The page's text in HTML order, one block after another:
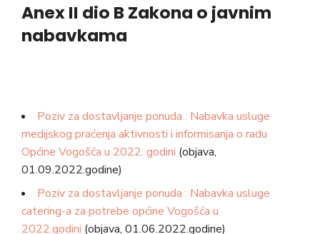
Anex II dio B Zakona o javnim
nabavkama
Poziv za dostavljanje ponuda : Nabavka usluge
medijskog praćenja aktivnosti i informisanja o radu
Općine Vogošća u 2022. godini (objava,
01.09.2022.godine)
Poziv za dostavljanje ponuda : Nabavka usluge
catering-a za potrebe općine Vogošća u
2022.godini (objava, 01.06.2022.godine)